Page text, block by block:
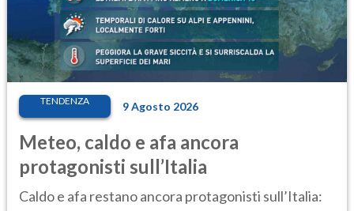
TENDENZA 9 Agosto 2026
Meteo, caldo e afa ancora
protagonisti sull’Italia
Caldo e afa restano ancora protagonisti sull’Italia: